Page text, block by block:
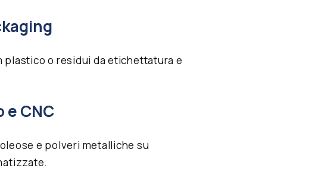
plastico o residui da etichettatura e
CNC
e polveri metalliche su